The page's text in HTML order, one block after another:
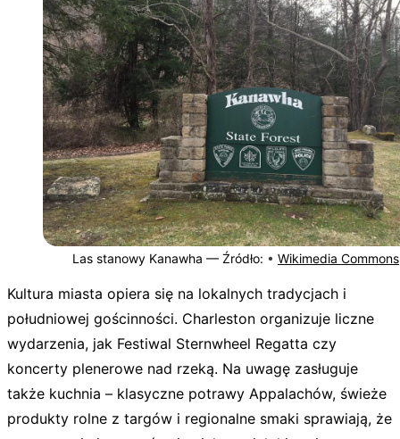
Las stanowy Kanawha — Źródło: • Wikimedia Commons
Kultura miasta opiera się na lokalnych tradycjach i
południowej gościnności. Charleston organizuje liczne
wydarzenia, jak Festiwal Sternwheel Regatta czy
koncerty plenerowe nad rzeką. Na uwagę zasługuje
także kuchnia – klasyczne potrawy Appalachów, świeże
produkty rolne z targów i regionalne smaki sprawiają, że